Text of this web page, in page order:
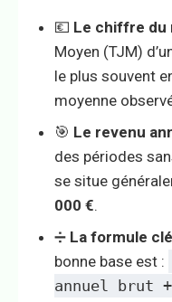
💶 Le chiffre du
Moyen (TJM)
le plus souvent
moyenne
🎯 Le revenu
des périodes
se situe
000 €.
➗ La formule
bonne base est :
annuel brut